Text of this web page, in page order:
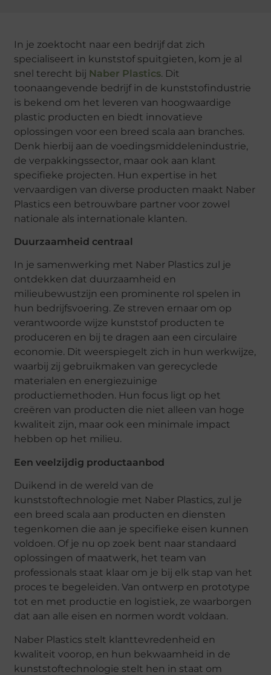
In je zoektocht naar een bedrijf dat zich
specialiseert in kunststof spuitgieten, kom je al
snel terecht bij Naber Plastics. Dit
toonaangevende bedrijf in de kunststofindustrie
is bekend om het leveren van hoogwaardige
plastic producten en biedt innovatieve
oplossingen voor een breed scala aan branches.
Denk hierbij aan de voedingsmiddelenindustrie,
de verpakkingssector, maar ook aan klant
specifieke projecten. Hun expertise in het
vervaardigen van diverse producten maakt Naber
Plastics een betrouwbare partner voor zowel
nationale als internationale klanten.
Duurzaamheid centraal
In je samenwerking met Naber Plastics zul je
ontdekken dat duurzaamheid en
milieubewustzijn een prominente rol spelen in
hun bedrijfsvoering. Ze streven ernaar om op
verantwoorde wijze kunststof producten te
produceren en bij te dragen aan een circulaire
economie. Dit weerspiegelt zich in hun werkwijze,
waarbij zij gebruikmaken van gerecyclede
materialen en energiezuinige
productiemethoden. Hun focus ligt op het
creëren van producten die niet alleen van hoge
kwaliteit zijn, maar ook een minimale impact
hebben op het milieu.
Een veelzijdig productaanbod
Duikend in de wereld van de
kunststoftechnologie met Naber Plastics, zul je
een breed scala aan producten en diensten
tegenkomen die aan je specifieke eisen kunnen
voldoen. Of je nu op zoek bent naar standaard
oplossingen of maatwerk, het team van
professionals staat klaar om je bij elk stap van het
proces te begeleiden. Van ontwerp en prototype
tot en met productie en logistiek, ze waarborgen
dat aan alle eisen en normen wordt voldaan.
Naber Plastics stelt klanttevredenheid en
kwaliteit voorop, en hun bekwaamheid in de
kunststoftechnologie stelt hen in staat om